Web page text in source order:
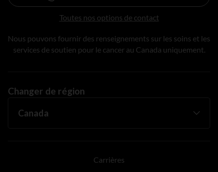
Toutes nos options de contact
Nous pouvons fournir des renseignements sur les soins et les
services de soutien pour le cancer au Canada uniquement.
Changer de région
Carrières